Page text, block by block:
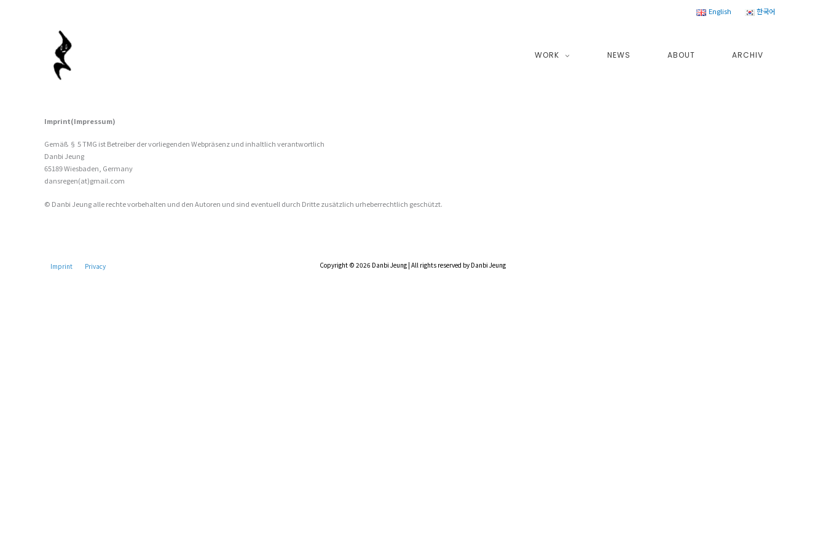
English 한국어
WORK NEWS ABOUT ARCHIV
Imprint(Impressum)
Gemäß § 5 TMG ist Betreiber der vorliegenden Webpräsenz und inhaltlich verantwortlich
Danbi Jeung
65189 Wiesbaden, Germany
dansregen(at)gmail.com
© Danbi Jeung alle rechte vorbehalten und den Autoren und sind eventuell durch Dritte zusätzlich urheberrechtlich geschützt.
Imprint Privacy Copyright © 2026 Danbi Jeung | All rights reserved by Danbi Jeung